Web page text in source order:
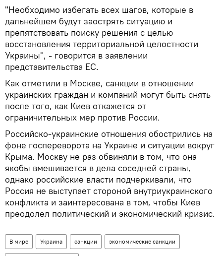
"Необходимо избегать всех шагов, которые в
дальнейшем будут заострять ситуацию и
препятствовать поиску решения с целью
восстановления территориальной целостности
Украины", - говорится в заявлении
представительства ЕС.
Как отметили в Москве, санкции в отношении
украинских граждан и компаний могут быть снять
после того, как Киев откажется от
ограничительных мер против России.
Российско-украинские отношения обострились на
фоне госпереворота на Украине и ситуации вокруг
Крыма. Москву не раз обвиняли в том, что она
якобы вмешивается в дела соседней страны,
однако российские власти подчеркивали, что
Россия не выступает стороной внутриукраинского
конфликта и заинтересована в том, чтобы Киев
преодолел политический и экономический кризис.
В мире Украина санкции экономические санкции